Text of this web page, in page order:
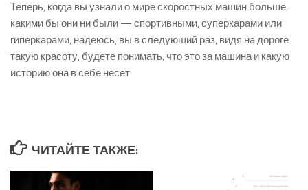
Теперь, когда вы узнали о мире скоростных машин больше,
какими бы они ни были — спортивными, суперкарами или
гиперкарами, надеюсь, вы в следующий раз, видя на дороге
такую красоту, будете понимать, что это за машина и какую
историю она в себе несет.
ЧИТАЙТЕ ТАКЖЕ: